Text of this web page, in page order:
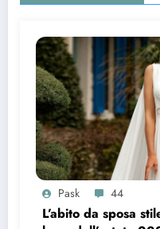
Pask 44
L’abito da sposa